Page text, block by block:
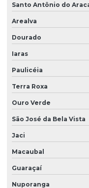
Santo Antônio do
Arealva
Dourado
Iaras
Paulicéia
Terra Roxa
Ouro Verde
São José da Bela Vista
Jaci
Macaubal
Guaraçaí
Nuporanga